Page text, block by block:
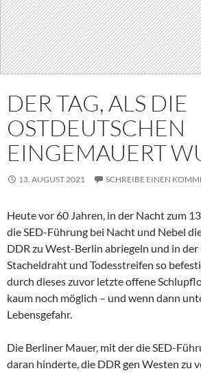
DER TAG, ALS DIE
OSTDEUTSCHEN
EINGEMAUERT
13. AUGUST 2021 SCHREIBE EINEN
Heute vor 60 Jahren, in der Nacht zum
die SED-Führung bei Nacht und Nebel
DDR zu West-Berlin abriegeln und in der
Stacheldraht und Todesstreifen so
durch dieses zuvor letzte offene
kaum noch möglich – und wenn dann
Lebensgefahr.
Die Berliner Mauer, mit der die SED-
daran hinderte, die DDR gen Westen zu